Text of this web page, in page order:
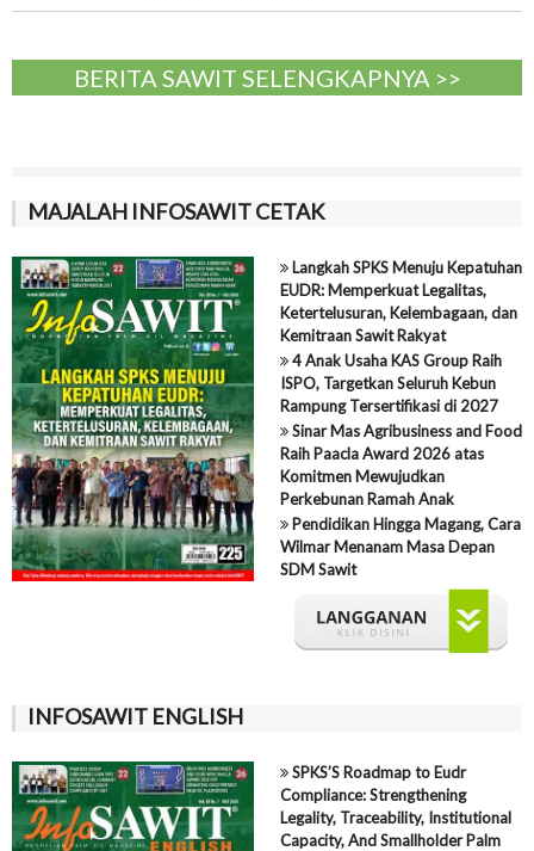
BERITA SAWIT SELENGKAPNYA >>
MAJALAH INFOSAWIT CETAK
Langkah SPKS Menuju Kepatuhan
EUDR: Memperkuat Legalitas,
Ketertelusuran, Kelembagaan, dan
Kemitraan Sawit Rakyat
4 Anak Usaha KAS Group Raih
ISPO, Targetkan Seluruh Kebun
Rampung Tersertifikasi di 2027
Sinar Mas Agribusiness and Food
Raih Paacla Award 2026 atas
Komitmen Mewujudkan
Perkebunan Ramah Anak
Pendidikan Hingga Magang, Cara
Wilmar Menanam Masa Depan
SDM Sawit
INFOSAWIT ENGLISH
SPKS’S Roadmap to Eudr
Compliance: Strengthening
Legality, Traceability, Institutional
Capacity, And Smallholder Palm